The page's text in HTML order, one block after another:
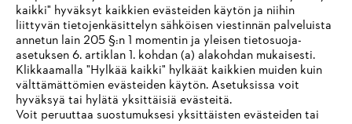
Palvelut
IHR BROWSER WIRD NICHT
UNTERSTÜTZT
Sie nutzen einen Browser, den wir noch nicht unterstützen. Für
eine optimale Nutzung unserer Seite empfehlen wir Ihnen, zu
kaikki" hyväksyt kaikkien evästeiden käytön ja niihin
liittyvän tietojenkäsittelyn sähköisen viestinnän palveluista
annetun lain 205 §:n 1 momentin ja yleisen tietosuoja-
asetuksen 6. artiklan 1. kohdan (a) alakohdan mukaisesti.
Klikkaamalla "Hylkää kaikki" hylkäät kaikkien muiden kuin
välttämättömien evästeiden käytön. Asetuksissa voit
hyväksyä tai hylätä yksittäisiä evästeitä.
Voit peruuttaa suostumuksesi yksittäisten evästeiden tai